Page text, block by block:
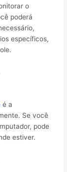
o
poderá
específicos,
é a
Se você
pode
estiver.